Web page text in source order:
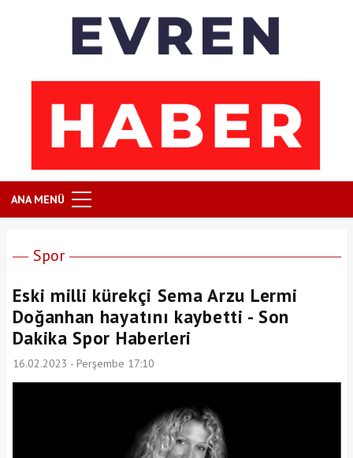
ANA MENÜ
Spor
Eski milli kürekçi Sema Arzu Lermi
Doğanhan hayatını kaybetti - Son
Dakika Spor Haberleri
16.02.2023 - Perşembe 17:10